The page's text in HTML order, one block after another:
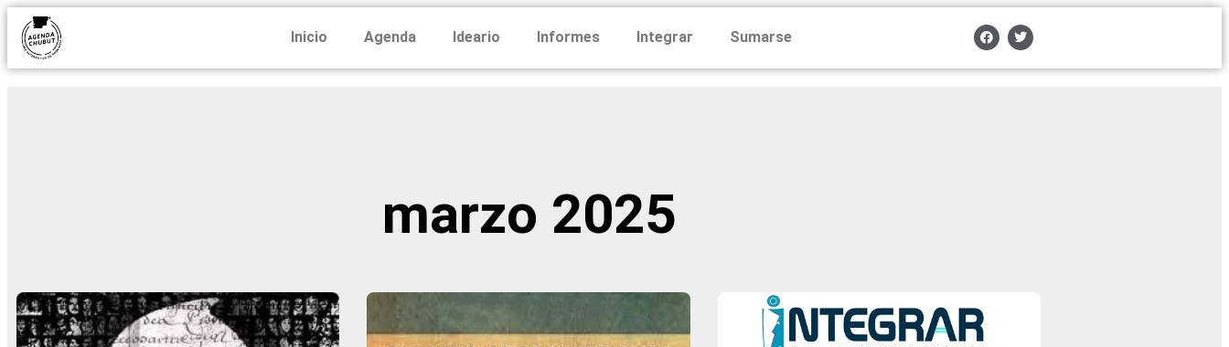
Inicio Agenda Ideario Informes Integrar Sumarse
marzo 2025